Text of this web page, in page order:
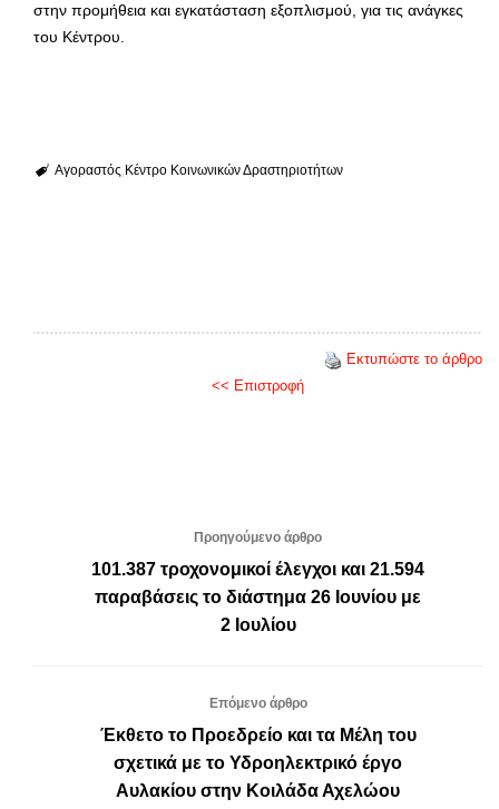
στην προμήθεια και εγκατάσταση εξοπλισμού, για τις ανάγκες
του Κέντρου.
Αγοραστός Κέντρο Κοινωνικών Δραστηριοτήτων
Εκτυπώστε το άρθρο
<< Επιστροφή
Προηγούμενο άρθρο
101.387 τροχονομικοί έλεγχοι και 21.594
παραβάσεις το διάστημα 26 Ιουνίου με
2 Ιουλίου
Επόμενο άρθρο
Έκθετο το Προεδρείο και τα Μέλη του
σχετικά με το Υδροηλεκτρικό έργο
Αυλακίου στην Κοιλάδα Αχελώου